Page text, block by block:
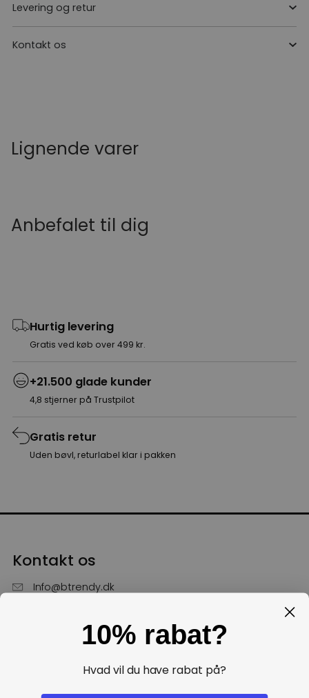
Levering og retur
Kontakt os
Lignende varer
Anbefalet til dig
Hurtig levering
Gratis ved køb over 499 kr.
+21.500 glade kunder
4,8 stjerner på Trustpilot
Gratis retur
Uden bøvl, returlabel klar i pakken
Kontakt os
Info@btrendy.dk
Hverdage fra kl. 10 - 16
10% rabat?
Hvad vil du have rabat på?